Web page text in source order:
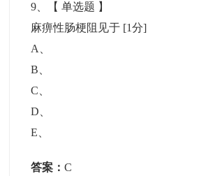
9 、【单选题 】
麻痹性肠梗阻见于 [1分]
A
B
C
D
E
答案：C